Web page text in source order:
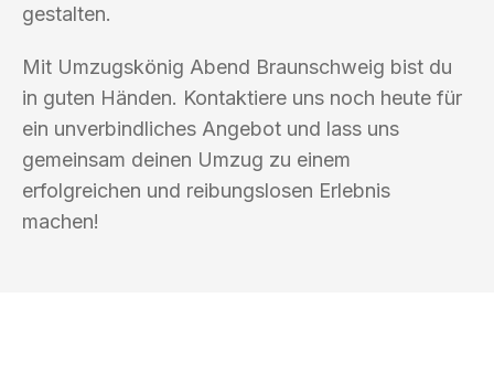
gestalten.
Mit Umzugskönig Abend Braunschweig bist du
in guten Händen. Kontaktiere uns noch heute für
ein unverbindliches Angebot und lass uns
gemeinsam deinen Umzug zu einem
erfolgreichen und reibungslosen Erlebnis
machen!